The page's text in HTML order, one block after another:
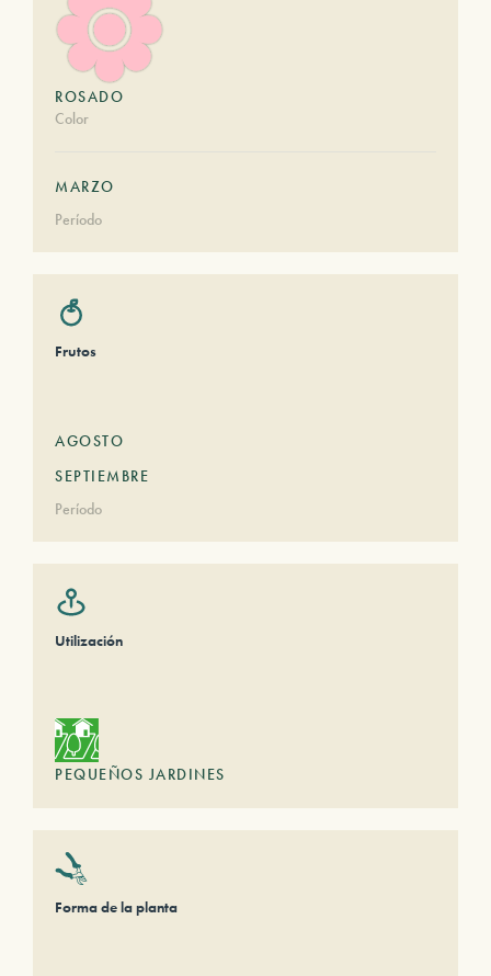
ROSADO
Color
MARZO
Período
Frutos
AGOSTO
SEPTIEMBRE
Período
Utilización
PEQUEÑOS JARDINES
Forma de la planta